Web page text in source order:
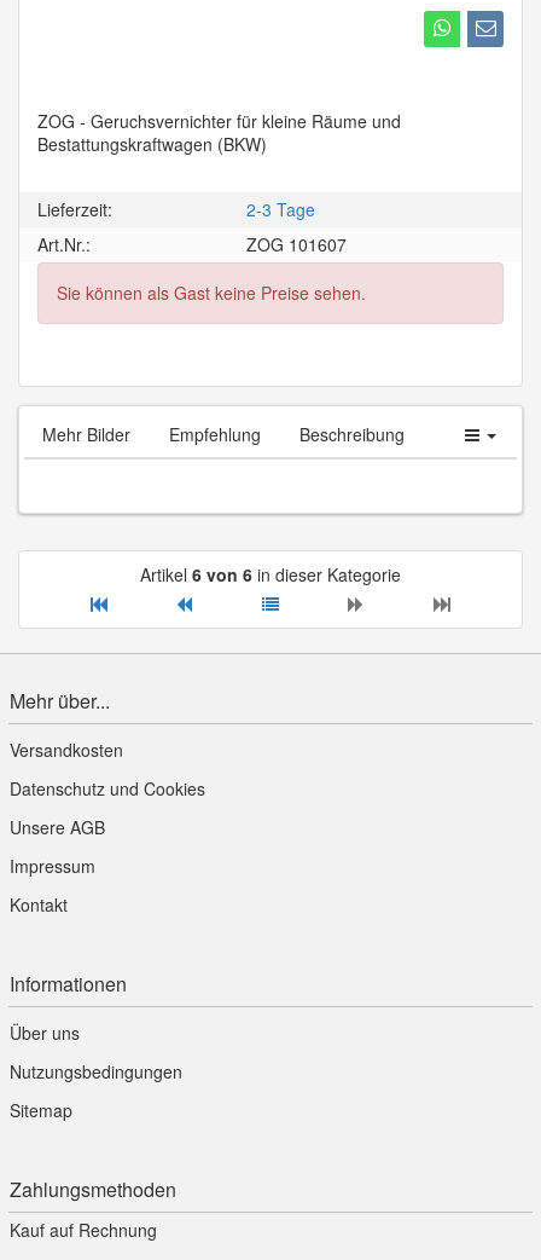
ZOG - Geruchsvernichter für kleine Räume und
Bestattungskraftwagen (BKW)
Lieferzeit:
2-3 Tage
Art.Nr.:
ZOG 101607
Sie können als Gast keine Preise sehen.
Mehr Bilder Empfehlung Beschreibung
Artikel 6 von 6 in dieser Kategorie
Mehr über...
Versandkosten
Datenschutz und Cookies
Unsere AGB
Impressum
Kontakt
Informationen
Über uns
Nutzungsbedingungen
Sitemap
Zahlungsmethoden
Kauf auf Rechnung